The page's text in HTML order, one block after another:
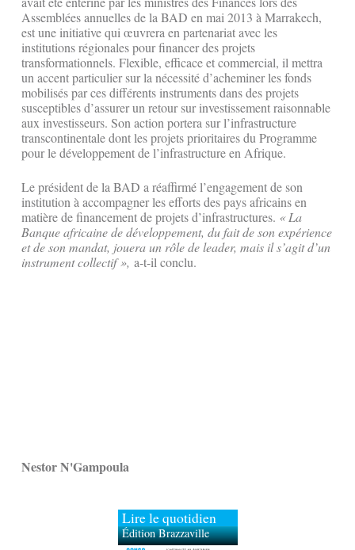
Assemblées annuelles de la BAD en mai 2013 à Marrakech,
est une initiative qui œuvrera en partenariat avec les
institutions régionales pour financer des projets
transformationnels. Flexible, efficace et commercial, il mettra
un accent particulier sur la nécessité d’acheminer les fonds
mobilisés par ces différents instruments dans des projets
susceptibles d’assurer un retour sur investissement raisonnable
aux investisseurs. Son action portera sur l’infrastructure
transcontinentale dont les projets prioritaires du Programme
pour le développement de l’infrastructure en Afrique.
Le président de la BAD a réaffirmé l’engagement de son
institution à accompagner les efforts des pays africains en
matière de financement de projets d’infrastructures. « La
Banque africaine de développement, du fait de son expérience
et de son mandat, jouera un rôle de leader, mais il s’agit d’un
instrument collectif », a-t-il conclu.
Nestor N'Gampoula
Lire le quotidien
Édition Brazzaville